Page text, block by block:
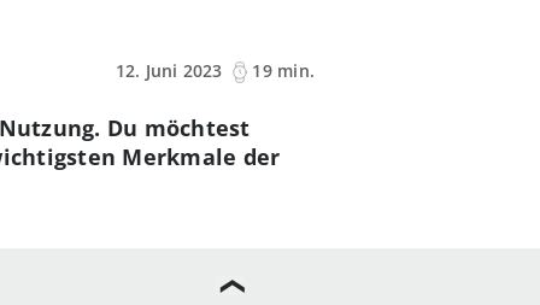
12. Juni 2023
19 min.
Du möchtest
Merkmale der